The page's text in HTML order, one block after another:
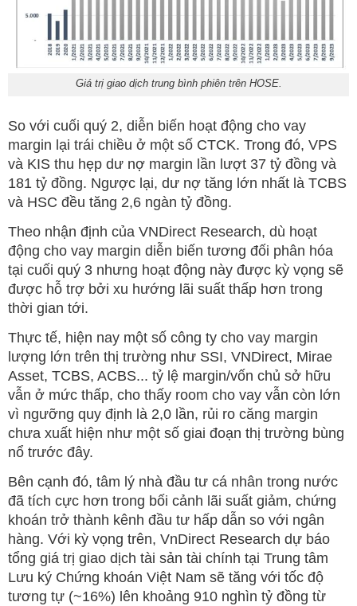
Giá trị giao dịch trung bình phiên trên HOSE.
So với cuối quý 2, diễn biến hoạt động cho vay
margin lại trái chiều ở một số CTCK. Trong đó, VPS
và KIS thu hẹp dư nợ margin lần lượt 37 tỷ đồng và
181 tỷ đồng. Ngược lại, dư nợ tăng lớn nhất là TCBS
và HSC đều tăng 2,6 ngàn tỷ đồng.
Theo nhận định của VNDirect Research, dù hoạt
động cho vay margin diễn biến tương đối phân hóa
tại cuối quý 3 nhưng hoạt động này được kỳ vọng sẽ
được hỗ trợ bởi xu hướng lãi suất thấp hơn trong
thời gian tới.
Thực tế, hiện nay một số công ty cho vay margin
lượng lớn trên thị trường như SSI, VNDirect, Mirae
Asset, TCBS, ACBS... tỷ lệ margin/vốn chủ sở hữu
vẫn ở mức thấp, cho thấy room cho vay vẫn còn lớn
vì ngưỡng quy định là 2,0 lần, rủi ro căng margin
chưa xuất hiện như một số giai đoạn thị trường bùng
nổ trước đây.
Bên cạnh đó, tâm lý nhà đầu tư cá nhân trong nước
đã tích cực hơn trong bối cảnh lãi suất giảm, chứng
khoán trở thành kênh đầu tư hấp dẫn so với ngân
hàng. Với kỳ vọng trên, VnDirect Research dự báo
tổng giá trị giao dịch tài sản tài chính tại Trung tâm
Lưu ký Chứng khoán Việt Nam sẽ tăng với tốc độ
tương tự (~16%) lên khoảng 910 nghìn tỷ đồng từ